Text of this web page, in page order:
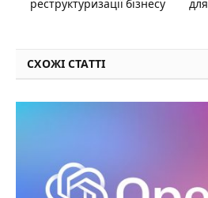
реструктуризації бізнесу
СХОЖІ СТАТТІ